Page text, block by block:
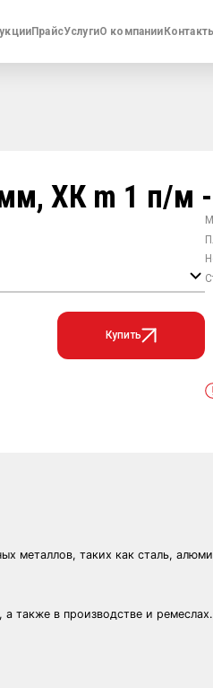
ПрайсУслугиО компании
ХК m 1 п/м
Купить
металлов, таких как сталь,
также в производстве и ремеслах.